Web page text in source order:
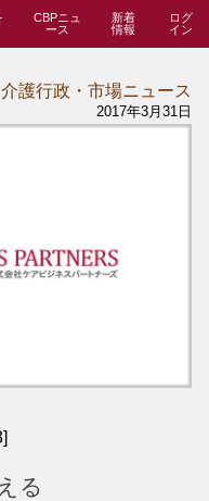
CBPニュ
ース
新着
情報
ログ
イン
介護行政・市場ニュース
2017年3月31日
る